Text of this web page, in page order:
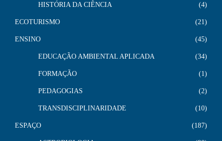
HISTÓRIA DA CIÊNCIA 4
ECOTURISMO 21
ENSINO 45
EDUCAÇÃO AMBIENTAL APLICADA 34
FORMAÇÃO 1
PEDAGOGIAS 2
TRANSDISCIPLINARIDADE 10
ESPAÇO 187